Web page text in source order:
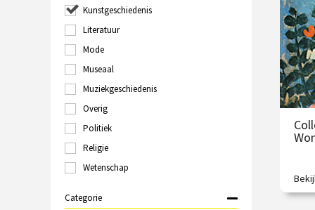
Groningen
Haarlem
Kampen
Kopenhagen
Leeuwarden
Leiden
Londen
Online
Kunstgeschiedenis
Literatuur
Mode
Museaal
Muziekgeschiedenis
Overig
Politiek
Religie
Wetenschap
Categorie
/